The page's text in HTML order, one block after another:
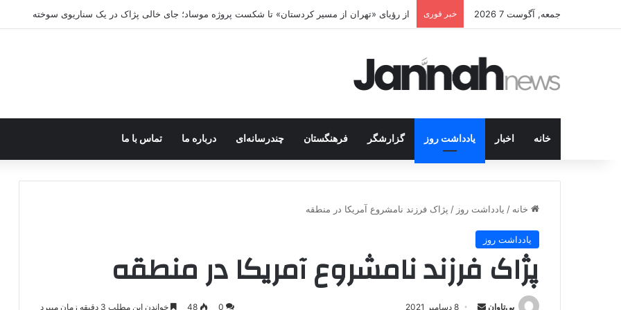
جمعه, آگوست 7 2026 خبر فوری پژاک در پیچ آخر؛ قندیل که خاموش شود، شاخه ایرانی چه خواهد کرد؟
خانه اخبار یادداشت روز گزارشگر فرهنگستان چندرسانه‌ای درباره ما تماس با ما
خانه / یادداشت روز / پژاک فرزند نامشروع آمریکا در منطقه
یادداشت روز
پژاک فرزند نامشروع آمریکا در منطقه
بی‌تاوان 8 دسامبر 2021 0
48 خواندن این مطلب 3 دقیقه زمان میبرد